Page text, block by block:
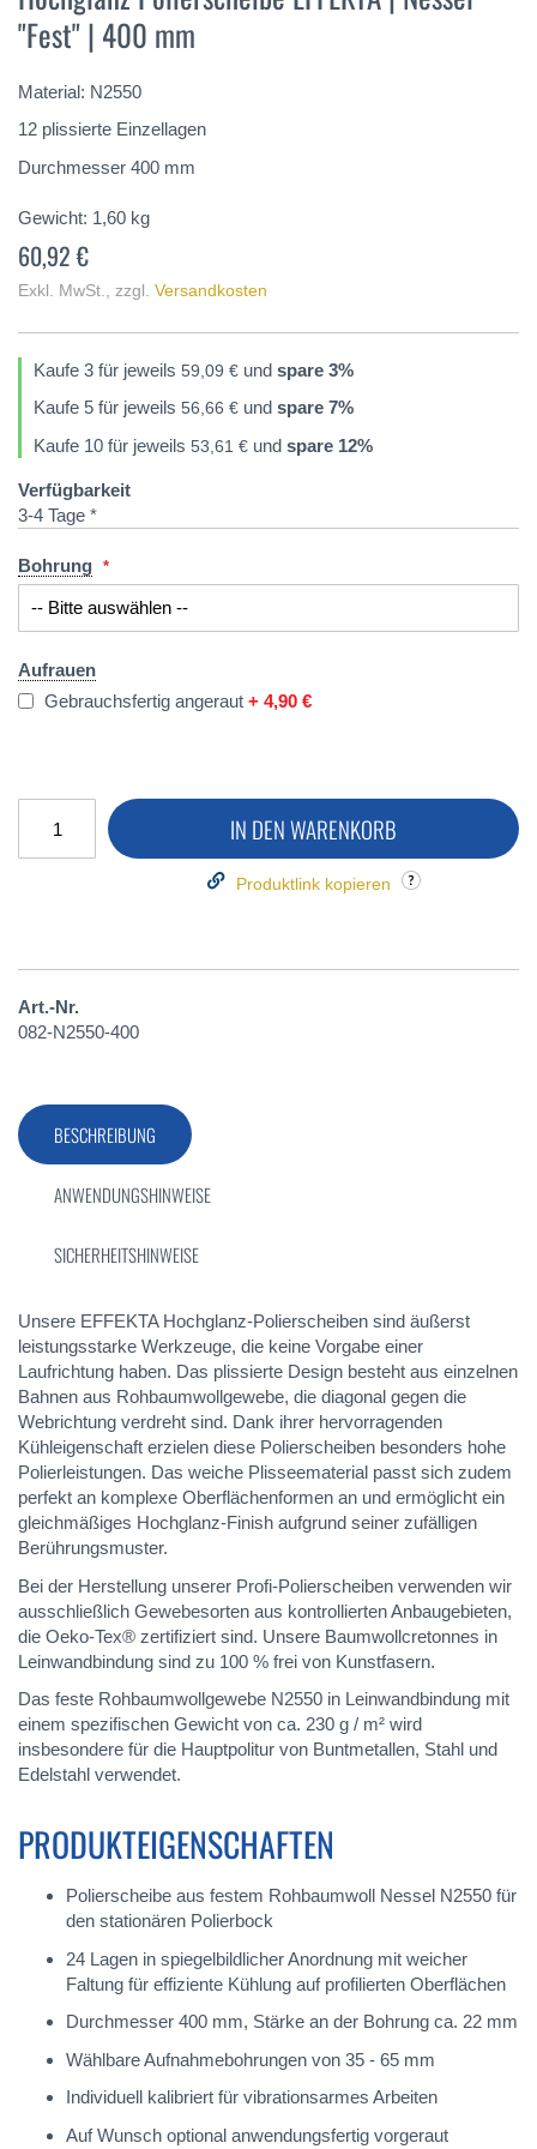
Bildergalerie
springen
"Fest" | 400 mm
Material: N2550
12 plissierte Einzellagen
Durchmesser 400 mm
Gewicht: 1,60 kg
60,92 €
Exkl. MwSt. zzgl. Versandkosten
Kaufe 3 für jeweils 59,09 € und spare 3%
Kaufe 5 für jeweils 56,66 € und spare 7%
Kaufe 10 für jeweils 53,61 € und spare 12%
Verfügbarkeit
3-4 Tage *
Bohrung
Aufrauen
Gebrauchsfertig angeraut+4,90 €
IN DEN WARENKORB
Produktlink kopieren
Art.-Nr.
082-N2550-400
BESCHREIBUNG
Unsere EFFEKTA Hochglanz-Polierscheiben sind äußerst
leistungsstarke Werkzeuge, die keine Vorgabe einer
Laufrichtung haben. Das plissierte Design besteht aus einzelnen
Bahnen aus Rohbaumwollgewebe, die diagonal gegen die
Webrichtung verdreht sind. Dank ihrer hervorragenden
Kühleigenschaft erzielen diese Polierscheiben besonders hohe
Polierleistungen. Das weiche Plisseematerial passt sich zudem
perfekt an komplexe Oberflächenformen an und ermöglicht ein
gleichmäßiges Hochglanz-Finish aufgrund seiner zufälligen
Berührungsmuster.
Bei der Herstellung unserer Profi-Polierscheiben verwenden wir
ausschließlich Gewebesorten aus kontrollierten Anbaugebieten,
die Oeko-Tex® zertifiziert sind. Unsere Baumwollcretonnes in
Leinwandbindung sind zu 100 % frei von Kunstfasern.
Das feste Rohbaumwollgewebe N2550 in Leinwandbindung mit
einem spezifischen Gewicht von ca. 230 g / m² wird
insbesondere für die Hauptpolitur von Buntmetallen, Stahl und
Edelstahl verwendet.
PRODUKTEIGENSCHAFTEN
Polierscheibe aus festem Rohbaumwoll Nessel N2550 für
den stationären Polierbock
24 Lagen in spiegelbildlicher Anordnung mit weicher
Faltung für effiziente Kühlung auf profilierten Oberflächen
Durchmesser 400 mm, Stärke an der Bohrung ca. 22 mm
Wählbare Aufnahmebohrungen von 35 - 65 mm
Individuell kalibriert für vibrationsarmes Arbeiten
Auf Wunsch optional anwendungsfertig vorgeraut
ANWENDUNGSHINWEISE
SICHERHEITSHINWEISE